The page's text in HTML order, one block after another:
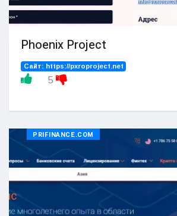
Phoenix Project
Сайт: https://pxroproject.net
5
PRIFINANCE.COM